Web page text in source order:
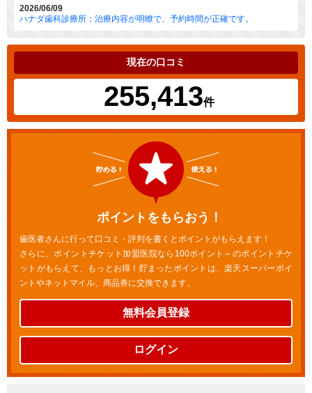
2026/06/09
ハナダ歯科診療所：治療内容が明瞭で、予約時間が正確です。
現在の口コミ
255,413件
ポイントをもらおう！
歯医者さんに行って口コミ・評判を書くとポイントがもらえます！
さらに、ポイントチケット加盟医院なら100ポイント～のポイントチケ
ットがもらえて、もっとお得！貯まったポイントは、楽天スーパーポイ
ントやネットマイル、商品券に交換できます。
無料会員登録
ログイン